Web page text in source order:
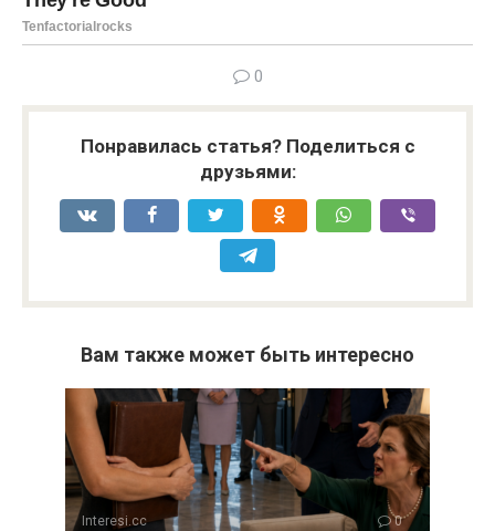
0
Понравилась статья? Поделиться с
друзьями:
Вам также может быть интересно
Interesi.cc 0